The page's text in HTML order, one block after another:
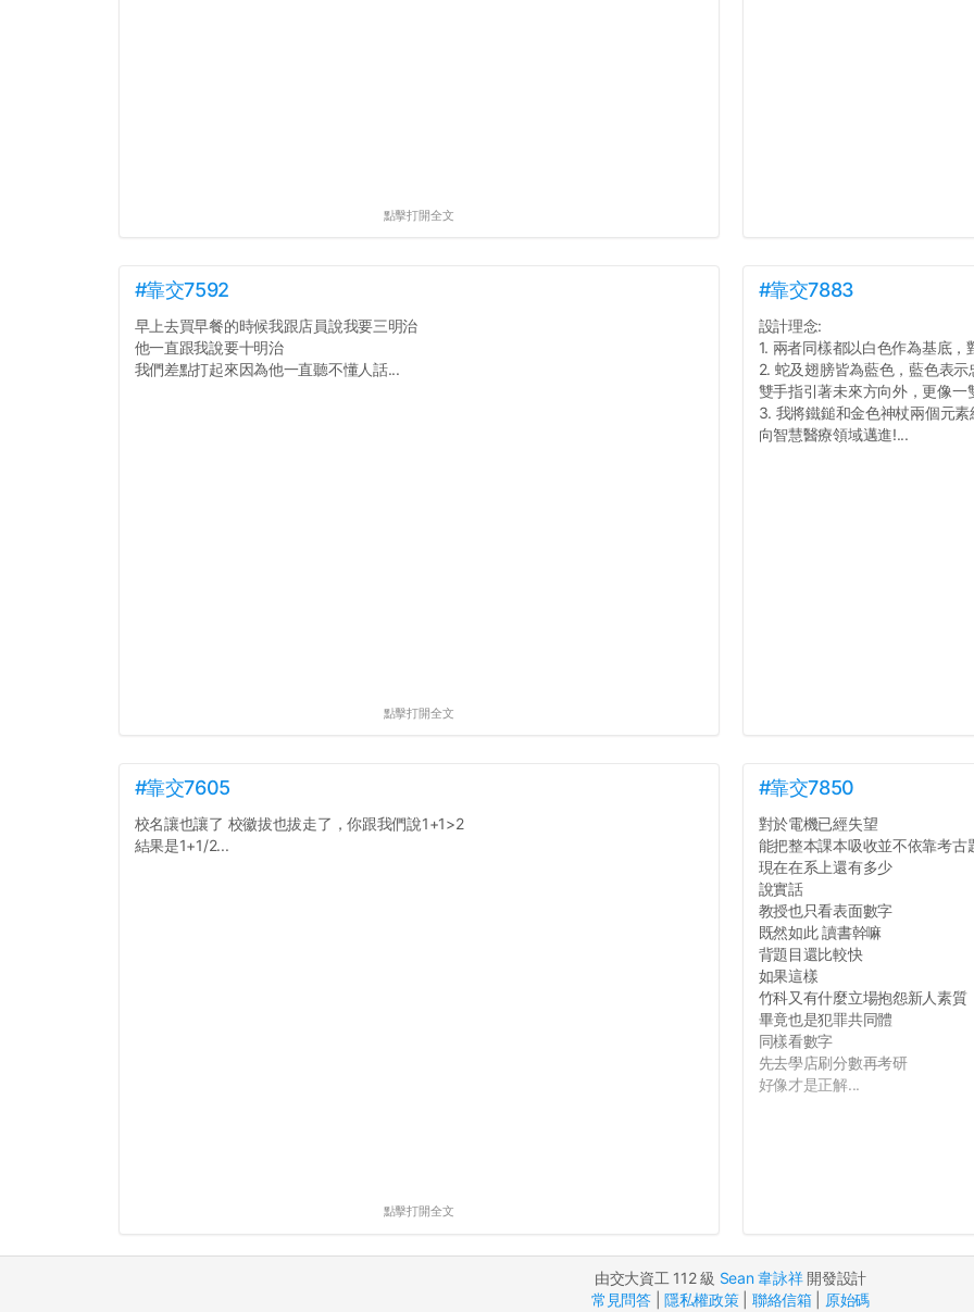
點擊打開全文
#靠交7592
早上去買早餐的時候我跟店員說我要三明治
他一直跟我說要十明治
我們差點打起來因為他一直聽不懂人話...
點擊打開全文
#靠交7883
設計理念:
1. 兩者同樣都以白色作為基底，
2. 蛇及翅膀皆為藍色，藍色表
雙手指引著未來方向外，更像一
3. 我將鐵鎚和金色神杖兩個元
向智慧醫療領域邁進!...
#靠交7605
校名讓也讓了 校徽拔也拔走了，你跟我們說1+1>2
結果是1+1/2...
點擊打開全文
#靠交7850
對於電機已經失望
能把整本課本吸收並不依靠考古
現在在系上還有多少
說實話
教授也只看表面數字
既然如此 讀書幹嘛
背題目還比較快
如果這樣
竹科又有什麼立場抱怨新人素質
畢竟也是犯罪共同體
同樣看數字
先去學店刷分數再考研
好像才是正解...
由交大資工 112 級 Sean 韋詠祥開發設計
常見問答|隱私權政策| 聯絡信箱| 原始碼